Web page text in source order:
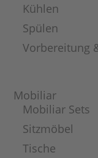
Kühlen
Spülen
Vorbereitung
Mobiliar
Mobiliar Sets
Sitzmöbel
Tische